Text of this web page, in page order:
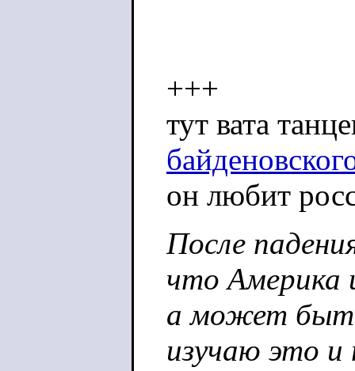
+++
тут вата
он любит
После
что Америка
а может
изучаю это и